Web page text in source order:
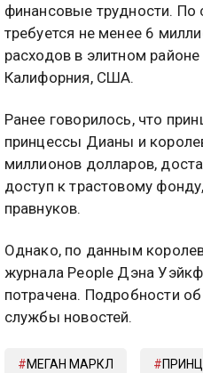
финансовые трудности. По
требуется не менее 6
расходов в элитном
Калифорния, США.
Ранее говорилось, что
принцессы Дианы и
миллионов долларов,
доступ к трастовому
правнуков.
Однако, по данным
журнала People Дэна
потрачена. Подробности
службы новостей.
МЕГАН МАРКЛ